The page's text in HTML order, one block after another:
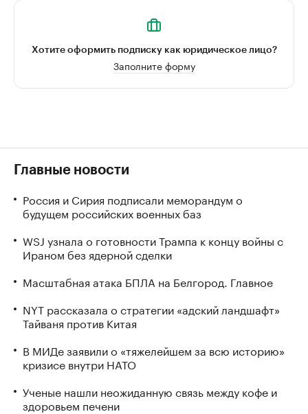
Хотите оформить подписку как юридическое лицо?
Заполните форму
Главные новости
Россия и Сирия подписали меморандум о
будущем российских военных баз
WSJ узнала о готовности Трампа к концу войны с
Ираном без ядерной сделки
Масштабная атака БПЛА на Белгород. Главное
NYT рассказала о стратегии «адский ландшафт»
Тайваня против Китая
В МИДе заявили о «тяжелейшем за всю историю»
кризисе внутри НАТО
Ученые нашли неожиданную связь между кофе и
здоровьем печени